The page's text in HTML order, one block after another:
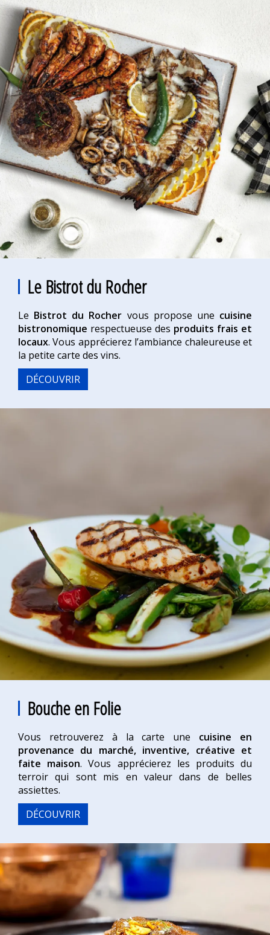
Le Bistrot du Rocher
Le Bistrot du Rocher vous propose une cuisine
bistronomique respectueuse des produits frais et
locaux. Vous apprécierez l’ambiance chaleureuse et
la petite carte des vins.
DÉCOUVRIR
Bouche en Folie
Vous retrouverez à la carte une cuisine en
provenance du marché, inventive, créative et
faite maison. Vous apprécierez les produits du
terroir qui sont mis en valeur dans de belles
assiettes.
DÉCOUVRIR